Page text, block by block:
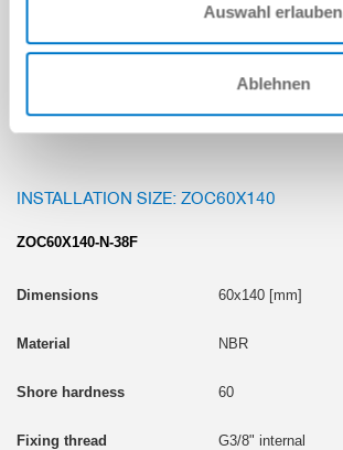
Auswahl erlauben
Ablehnen
G3/8" internal
INSTALLATION SIZE: ZOC60X140
ZOC60X140-N-38F
60x140 [mm]
NBR
60
G3/8" internal